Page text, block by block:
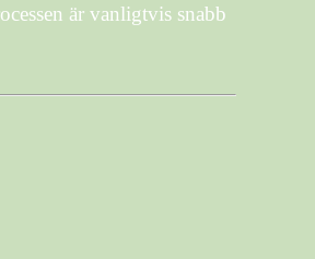
är vanligtvis snabb